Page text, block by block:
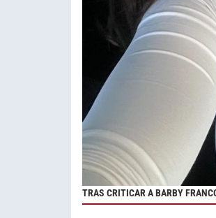
TRAS CRITICAR A BARBY